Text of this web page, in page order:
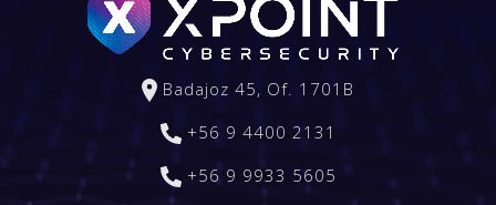
+56 9 4400 2131
Badajoz 45, Of. 1701B
+56 9 9933 5605